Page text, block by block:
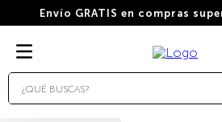
Envío GRATIS en compras
¿QUÉ BUSCAS?